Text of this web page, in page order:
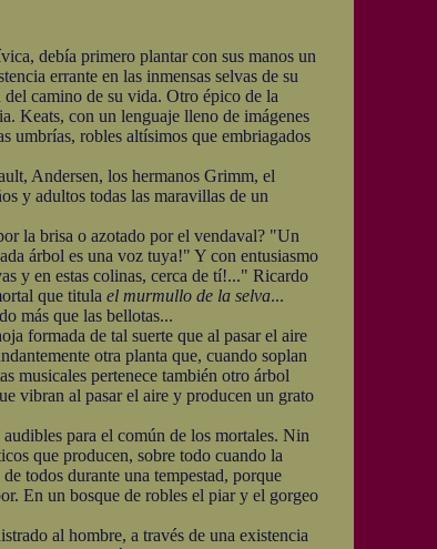
debía primero plantar con sus manos un
errante en las inmensas selvas de su
camino de su vida. Otro épico de la
Keats, con un lenguaje lleno de imágenes
umbrías, robles altísimos que embriagados
Andersen, los hermanos Grimm, el
y adultos todas las maravillas de un
la brisa o azotado por el vendaval? "Un
árbol es una voz tuya!" Y con entusiasmo
y en estas colinas, cerca de tí!..." Ricardo
que titula el murmullo de la selva...
más que las bellotas...
formada de tal suerte que al pasar el aire
otra planta que, cuando soplan
musicales pertenece también otro árbol
vibran al pasar el aire y producen un grato
para el común de los mortales. Nin
que producen, sobre todo cuando la
todos durante una tempestad, porque
En un bosque de robles el piar y el gorgeo
al hombre, a través de una existencia